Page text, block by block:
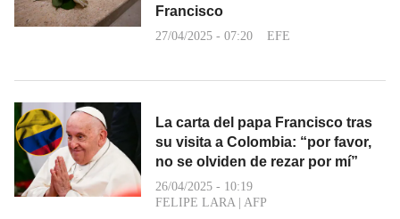
Francisco
27/04/2025 - 07:20 EFE
La carta del papa Francisco tras
su visita a Colombia: “por favor,
no se olviden de rezar por mí”
26/04/2025 - 10:19
FELIPE LARA | AFP